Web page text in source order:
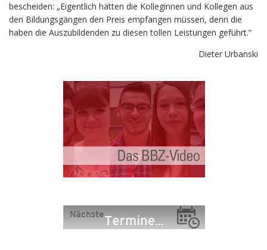
bescheiden: „Eigentlich hätten die Kolleginnen und Kollegen aus
den Bildungsgängen den Preis empfangen müssen, denn die
haben die Auszubildenden zu diesen tollen Leistungen geführt.“
Dieter Urbanski